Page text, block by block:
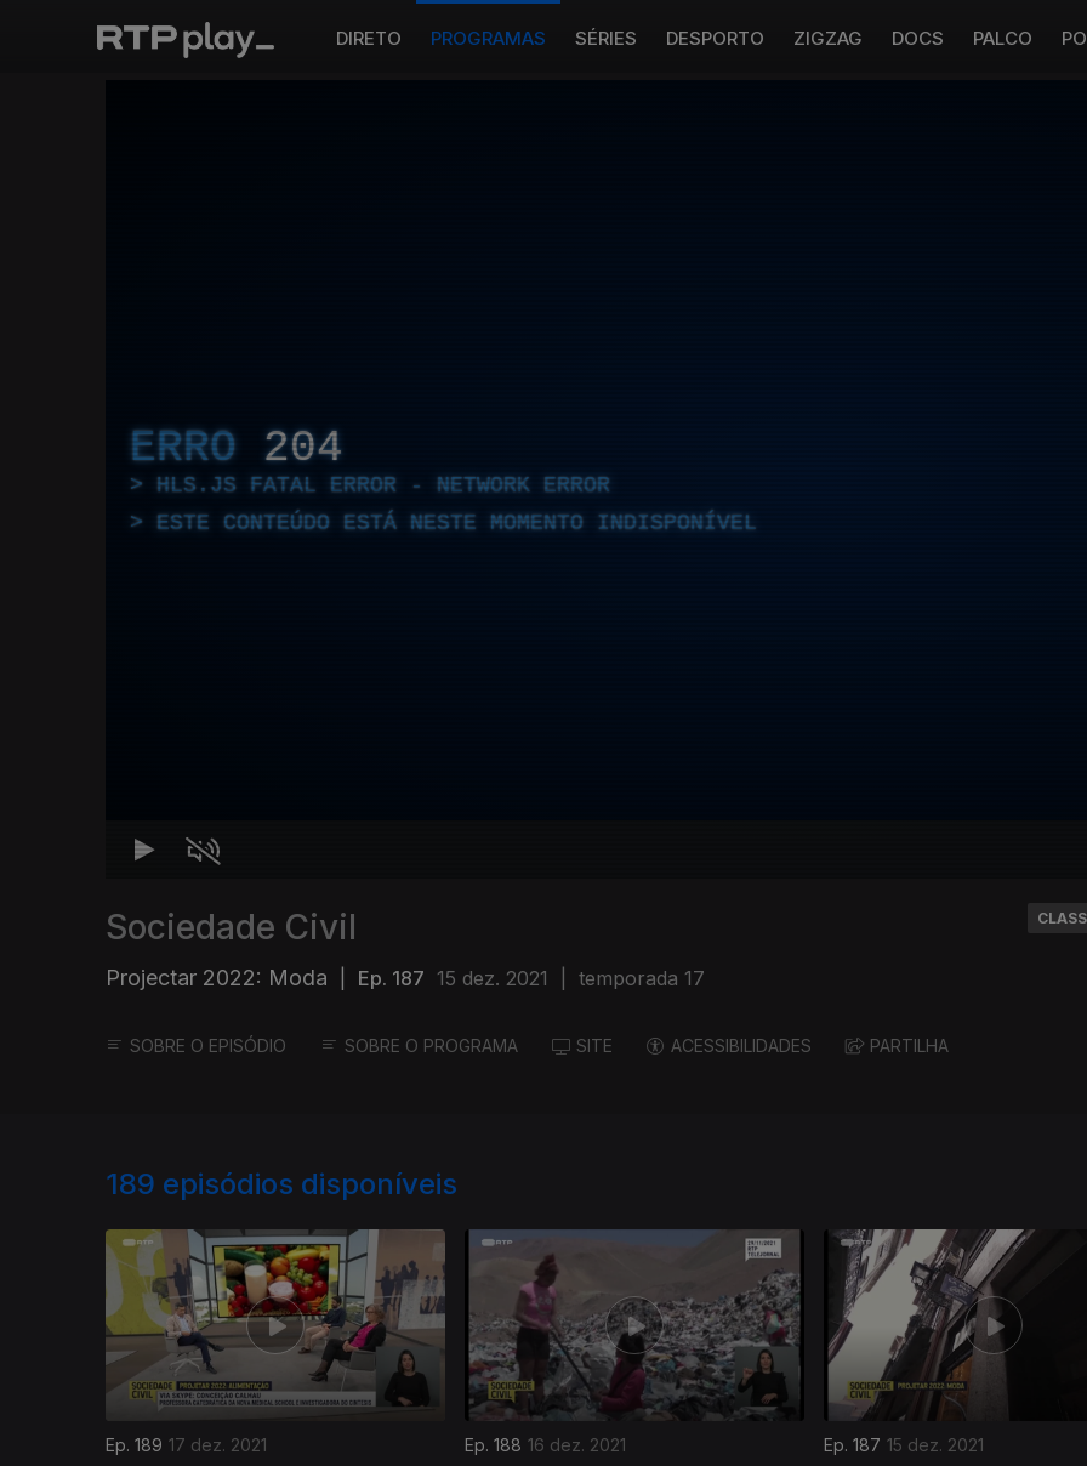
DIRETO PROGRAMAS SÉRIES DESPORTO ZIGZAG DOCS PALCO
ERRO 204
HLS.JS FATAL ERROR - NETWORK ERROR
ESTE CONTEÚDO ESTÁ NESTE MOMENTO INDISPONÍVEL
Sociedade Civil
Projectar 2022: Moda Ep. 187 15 dez. 2021 temporada 17
SOBRE O EPISÓDIO SOBRE O PROGRAMA SITE ACESSIBILIDADES PARTILHA
189 episódios disponíveis
Ep. 189 17 dez. 2021 Ep. 188 16 dez. 2021 Ep. 187 15 dez. 2021